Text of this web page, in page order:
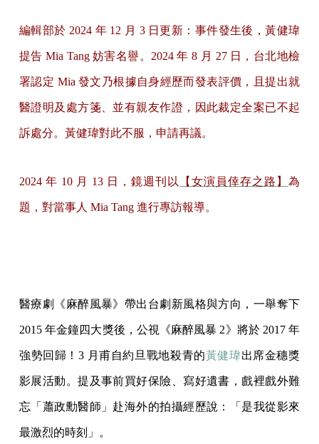
編輯部於 2024 年 12 月 3 日更新：事件發生後，黃健瑋
提告 Mia Tang 妨害名譽。2024 年 8 月 27 日，台北地檢
署認定 Mia 發文乃根據自身經歷而發表評價，且提出就
醫證明及處方箋、並有親友作證，因此裁定全案已不起
訴處分。黃健瑋對此不服，申請再議。
2024 年 10 月 13 日，鏡週刊以 【女演員倖存之路】 為
題，對當事人 Mia Tang 進行專訪報導。
醫療劇《麻醉風暴》帶出台劇新風格與方向，一舉奪下
2015 年金鐘四大獎後，公視《麻醉風暴 2》將於 2017 年
強勢回歸！3 月甫自約旦戰地殺青的黃健瑋出席金穗獎
影展活動。提及事前買好保險、寫好遺書，戲裡戲外難
忘「蕭政勳醫師」赴海外的拍攝經歷說：「是我從影來
最激烈的時刻」。